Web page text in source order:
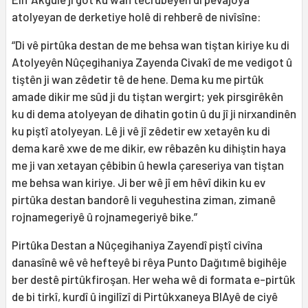
atolyeyan de derketiye holê di rehberê de nivîsîne:
“Di vê pirtûka destan de me behsa wan tiştan kiriye ku di
Atolyeyên Nûçegihaniya Zayenda Civakî de me vedigot û
tiştên ji wan zêdetir tê de hene. Dema ku me pirtûk
amade dikir me sûd ji du tiştan wergirt; yek pirsgirêkên
ku di dema atolyeyan de dihatin gotin û du jî ji nirxandinên
ku piştî atolyeyan. Lê ji vê jî zêdetir ew xetayên ku di
dema karê xwe de me dikir, ew rêbazên ku dihiştin haya
me ji van xetayan çêbibin û hewla çareseriya van tiştan
me behsa wan kiriye. Ji ber wê jî em hêvî dikin ku ev
pirtûka destan bandorê li veguhestina ziman, zimanê
rojnamegeriyê û rojnamegeriyê bike.”
Pirtûka Destan a Nûçegihaniya Zayendî piştî civîna
danasînê wê vê hefteyê bi rêya Punto Dağıtımê bigihêje
ber destê pirtûkfiroşan. Her weha wê di formata e-pirtûk
de bi tirkî, kurdî û ingilîzî di Pirtûkxaneya BIAyê de ciyê